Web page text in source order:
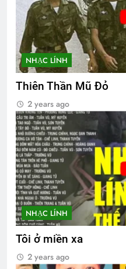
NHẠC LÍNH
Thiên Thần Mũ Đỏ
2 years ago
NHẠC LÍNH
Tôi ở miền xa
2 years ago